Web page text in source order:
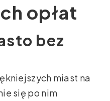
opłat
bez
miast na
się po nim